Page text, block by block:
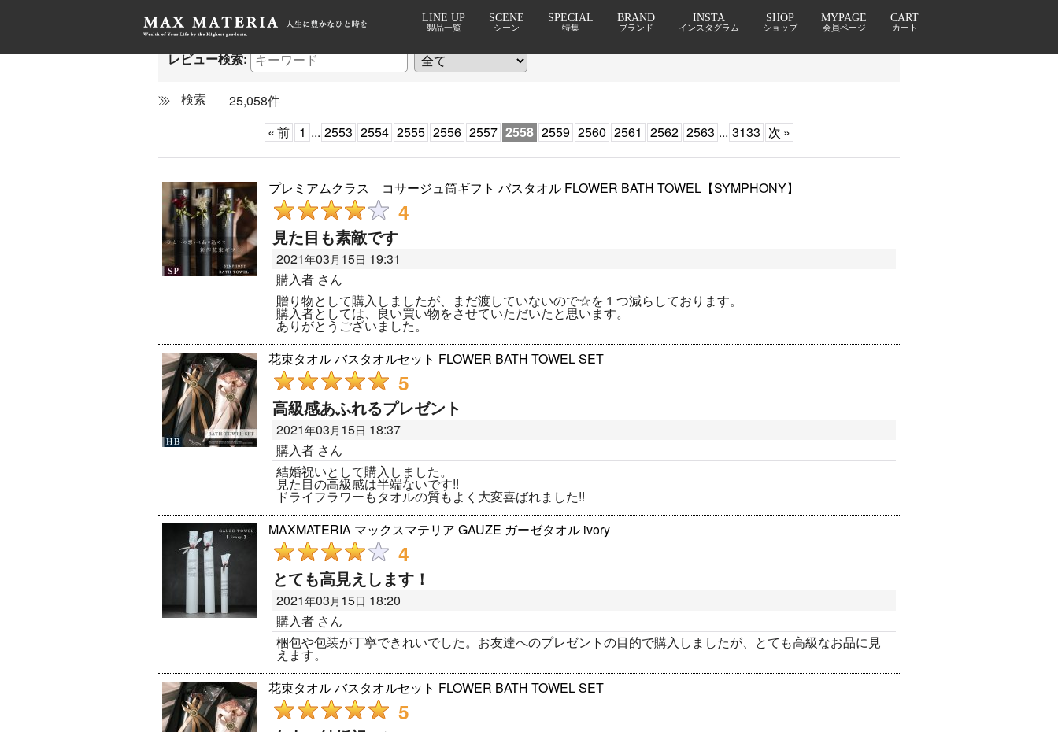
LINE UP
製品一覧
SCENE
シーン
SPECIAL
特集
BRAND
ブランド
INSTA
インスタグラム
SHOP
ショップ
MYPAGE
会員ページ
CART
カート
レビュー検索:
25,058件
«前 1 ... 2553 2554 2555 2556 2557 2558 2559 2560 2561 2562 2563 ... 3133 次 »
プレミアムクラス コサージュ筒ギフト バスタオル FLOWER BATH TOWEL【SYMPHONY】
4
見た目も素敵です
2021年03月 15日 19:31
購入者 さん
贈り物として購入しましたが、まだ渡していないので☆を１つ減らしております。
購入者としては、良い買い物をさせていただいたと思います。
ありがとうございました。
花束タオル バスタオルセット FLOWER BATH TOWEL SET
5
高級感あふれるプレゼント
2021年03月 15日 18:37
購入者 さん
結婚祝いとして購入しました。
見た目の高級感は半端ないです!!
ドライフラワーもタオルの質もよく大変喜ばれました!!
MAXMATERIA マックスマテリア GAUZE ガーゼタオル ivory
4
とても高見えします！
2021年03月 15日 18:20
購入者 さん
梱包や包装が丁寧できれいでした。お友達へのプレゼントの目的で購入しましたが、とても高級なお品に見
えます。
花束タオル バスタオルセット FLOWER BATH TOWEL SET
5